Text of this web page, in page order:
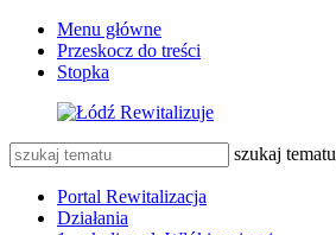
Menu główne
Przeskocz do treści
Stopka
szukaj tematu
Portal Rewitalizacja
Działania